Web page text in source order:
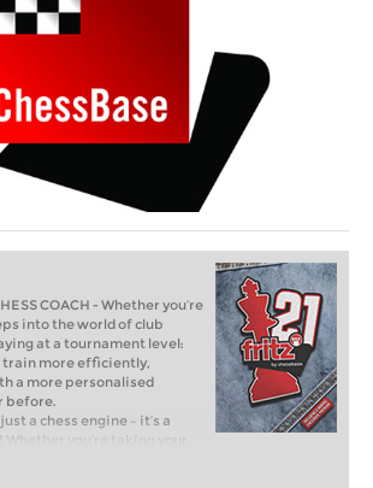
COACH - Whether you’re
into the world of club
at a tournament level:
train more efficiently,
a more personalised
before.
a chess engine – it’s a
you’re taking your
of club chess, or already
level: with FRITZ, you can